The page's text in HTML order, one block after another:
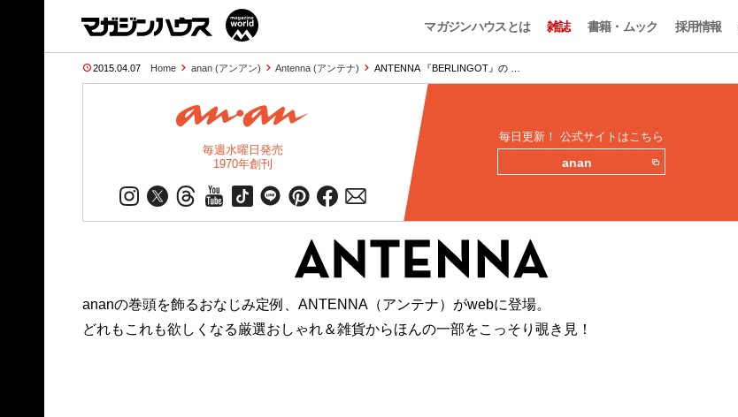
マガジンハウスとは 雑誌 書籍・ムック 採用情報
2015.04.07 Home anan (アンアン) Antenna (アンテナ) ANTENNA 『BERLINGOT』の …
毎週水曜日発売
1970年創刊
毎日更新！ 公式サイトはこちら
anan
ananの巻頭を飾るおなじみ定例、ANTENNA（アンテナ）がwebに登場。
どれもこれも欲しくなる厳選おしゃれ＆雑貨からほんの一部をこっそり覗き見！